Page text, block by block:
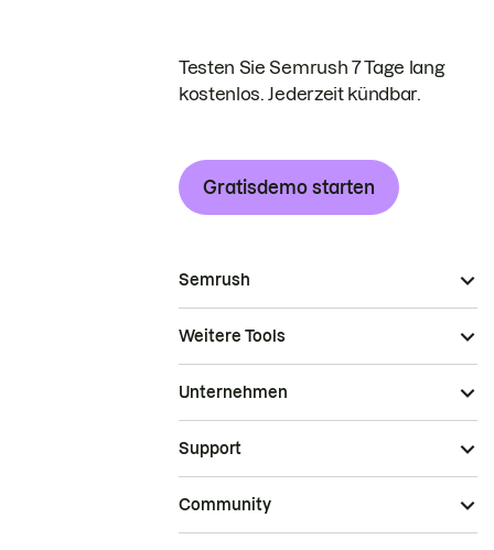
Testen Sie Semrush 7 Tage lang
kostenlos. Jederzeit kündbar.
Gratisdemo starten
Semrush
Weitere Tools
Unternehmen
Support
Community